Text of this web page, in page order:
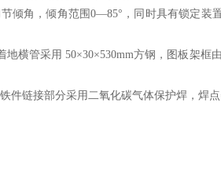
倾角，倾角范围0—85°，同时具有锁定装
横管采用 50×30×530mm方钢，图板架框
链接部分采用二氧化碳气体保护焊，焊点